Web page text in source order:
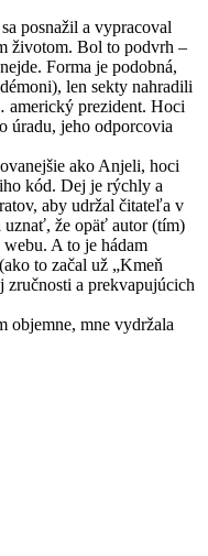
posnažil a vypracoval
životom. Bol to podvrh –
Forma je podobná,
len sekty nahradili
prezident. Hoci
úradu, jeho odporcovia
ako Anjeli, hoci
kód. Dej je rýchly a
aby udržal čitateľa v
že opäť autor (tím)
A to je hádam
to začal už „Kmeň
zručnosti a prekvapujúcich
objemne, mne vydržala